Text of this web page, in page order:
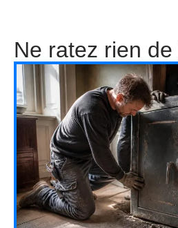
Ne ratez rien de